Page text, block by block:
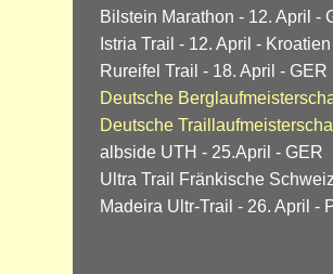
Bilstein Marathon - 12. April -
Istria Trail - 12. April - Kroatien
Rureifel Trail - 18. April - GER
Deutsche
Deutsche
albside UTH - 25.April - GER
Ultra Trail Fränkische
Madeira Ultr-Trail - 26. April -